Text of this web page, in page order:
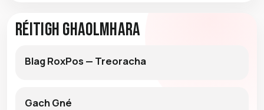
Réitigh Ghaolmhara
Blag RoxPos — Treoracha
Gach Gné